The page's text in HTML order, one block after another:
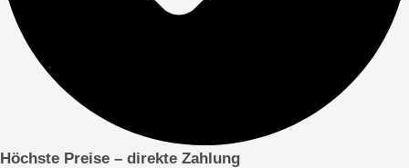
Höchste Preise – direkte Zahlung